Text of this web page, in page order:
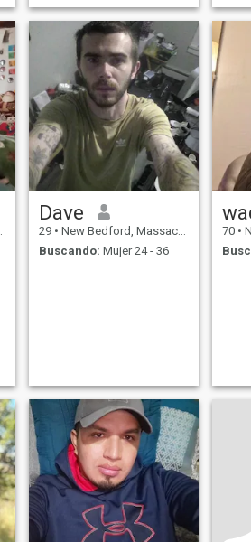
Dave
29 • New Bedford, Massachusetts, Estados Unidos
Buscando: Mujer 24 - 36
70 •